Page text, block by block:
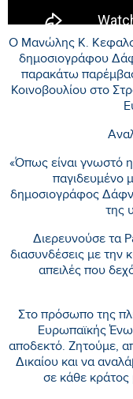
Ο Μανώλης Κ.
δημοσιογράφου
παρακάτω
Κοινοβουλίου στο
«Όπως είναι γνωστό
παγιδευμένο
δημοσιογράφος
της
Διερευνούσε τα
διασυνδέσεις με την
απειλές που
Στο πρόσωπο της
Ευρωπαϊκής
αποδεκτό. Ζητούμε,
Δικαίου και να
σε κάθε